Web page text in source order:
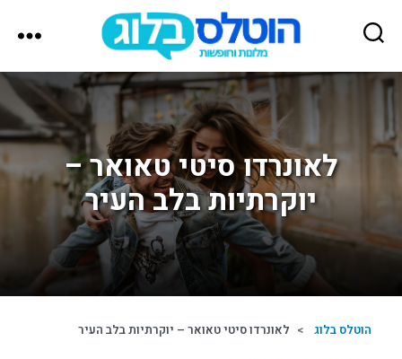
הוטלס
בלוג
לאונרדו סיטי טאואר –
יוקרתיות בלב העיר
הוטלס בלוג > לאונרדו סיטי טאואר – יוקרתיות בלב העיר